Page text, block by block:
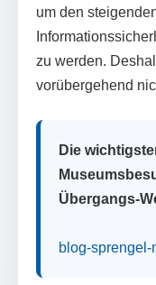
um den
zu werden.
vorübergehend
Die
Übergangs-
blog-sprengel-